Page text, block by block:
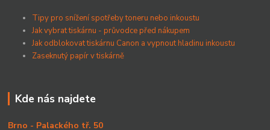
Tipy pro snížení spotřeby toneru nebo inkoustu
Jak vybrat tiskárnu - průvodce před nákupem
Jak odblokovat tiskárnu Canon a vypnout hladinu inkoustu
Zaseknutý papír v tiskárně
Kde nás najdete
Brno - Palackého tř. 50